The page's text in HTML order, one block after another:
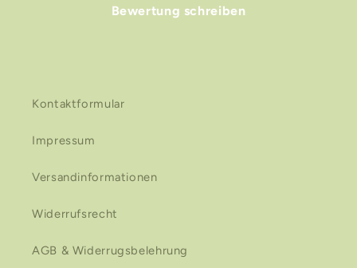
Bewertung schreiben
Kontaktformular
Impressum
Versandinformationen
Widerrufsrecht
AGB & Widerrugsbelehrung